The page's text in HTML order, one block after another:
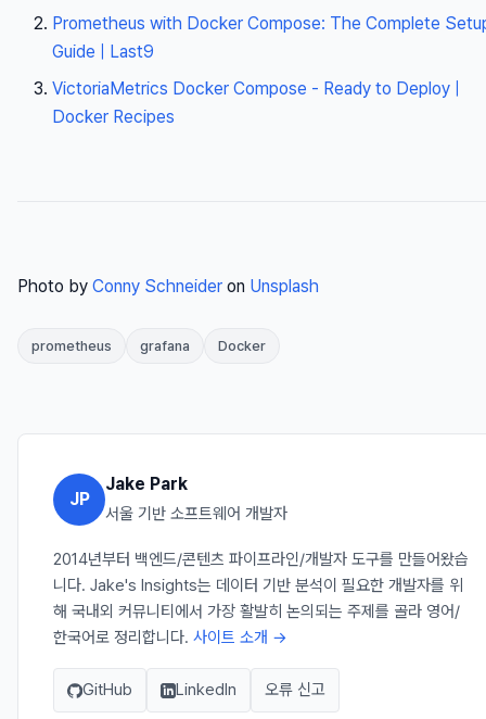
Prometheus with Docker Compose: The Complete
Guide | Last9
VictoriaMetrics Docker Compose - Ready to Deploy |
Docker Recipes
Photo by Conny Schneider on Unsplash
prometheus grafana Docker
JP
Jake Park
서울 기반 소프트웨어 개발자
2014년부터 백엔드/콘텐츠 파이프라인/개발자 도구를 만들어왔습
니다. Jake's Insights는 데이터 기반 분석이 필요한 개발자를 위
해 국내외 커뮤니티에서 가장 활발히 논의되는 주제를 골라 영어/
한국어로 정리합니다. 사이트 소개 →
GitHub LinkedIn 오류 신고